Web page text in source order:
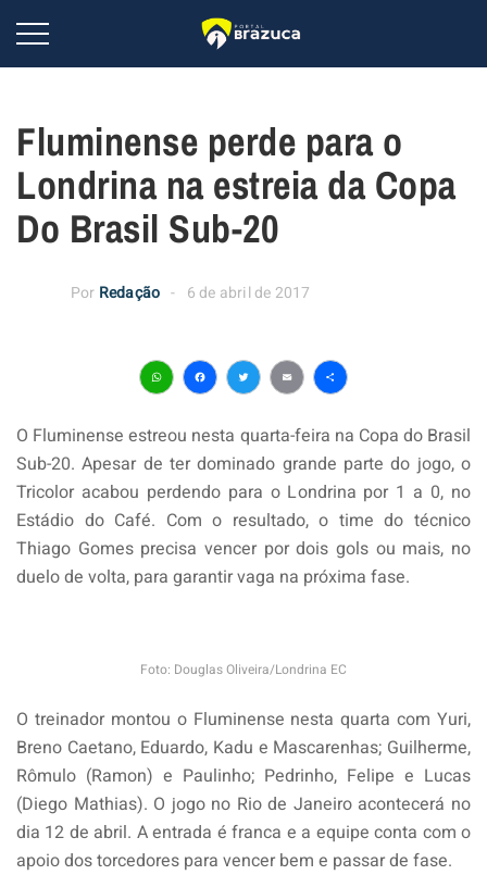
Fluminense perde para o
Londrina na estreia da Copa
Do Brasil Sub-20
Por Redação 6 de abril de 2017
WhatsApp
Facebook
Twitter
EmailShare
O Fluminense estreou nesta quarta-feira na Copa do Brasil
Sub-20. Apesar de ter dominado grande parte do jogo, o
Tricolor acabou perdendo para o Londrina por 1 a 0, no
Estádio do Café. Com o resultado, o time do técnico
Thiago Gomes precisa vencer por dois gols ou mais, no
duelo de volta, para garantir vaga na próxima fase.
Foto: Douglas Oliveira/Londrina EC
O treinador montou o Fluminense nesta quarta com Yuri,
Breno Caetano, Eduardo, Kadu e Mascarenhas; Guilherme,
Rômulo (Ramon) e Paulinho; Pedrinho, Felipe e Lucas
(Diego Mathias). O jogo no Rio de Janeiro acontecerá no
dia 12 de abril. A entrada é franca e a equipe conta com o
apoio dos torcedores para vencer bem e passar de fase.